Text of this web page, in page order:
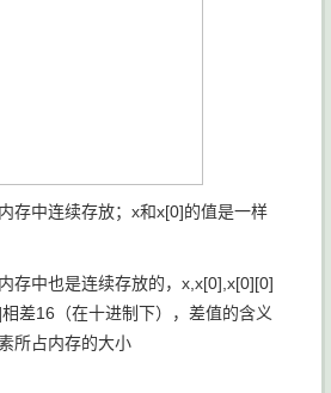
存中连续存放；x和x[0]的值是一样
存中也是连续存放的，x,x[0],x[0][0]
差16（在十进制下），差值的含义
所占内存的大小